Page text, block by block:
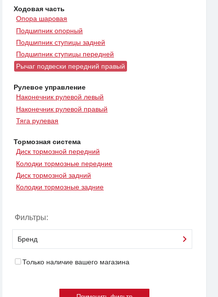
Ходовая часть
Опора шаровая
Подшипник опорный
Подшипник ступицы задней
Подшипник ступицы передней
Рычаг подвески передний правый
Рулевое управление
Наконечник рулевой левый
Наконечник рулевой правый
Тяга рулевая
Тормозная система
Диск тормозной передний
Колодки тормозные передние
Диск тормозной задний
Колодки тормозные задние
Фильтры:
Бренд
Только наличие вашего магазина